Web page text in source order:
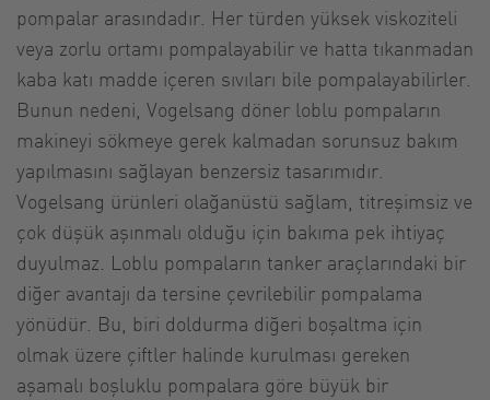
pompalar arasındadır. Her türden yüksek viskoziteli
veya zorlu ortamı pompalayabilir ve hatta tıkanmadan
kaba katı madde içeren sıvıları bile pompalayabilirler.
Bunun nedeni, Vogelsang döner loblu pompaların
makineyi sökmeye gerek kalmadan sorunsuz bakım
yapılmasını sağlayan benzersiz tasarımıdır.
Vogelsang ürünleri olağanüstü sağlam, titreşimsiz ve
çok düşük aşınmalı olduğu için bakıma pek ihtiyaç
duyulmaz. Loblu pompaların tanker araçlarındaki bir
diğer avantajı da tersine çevrilebilir pompalama
yönüdür. Bu, biri doldurma diğeri boşaltma için
olmak üzere çiftler halinde kurulması gereken
aşamalı boşluklu pompalara göre büyük bir